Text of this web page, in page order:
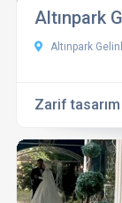
Altınpark
Altınpark Gelinlik
Zarif